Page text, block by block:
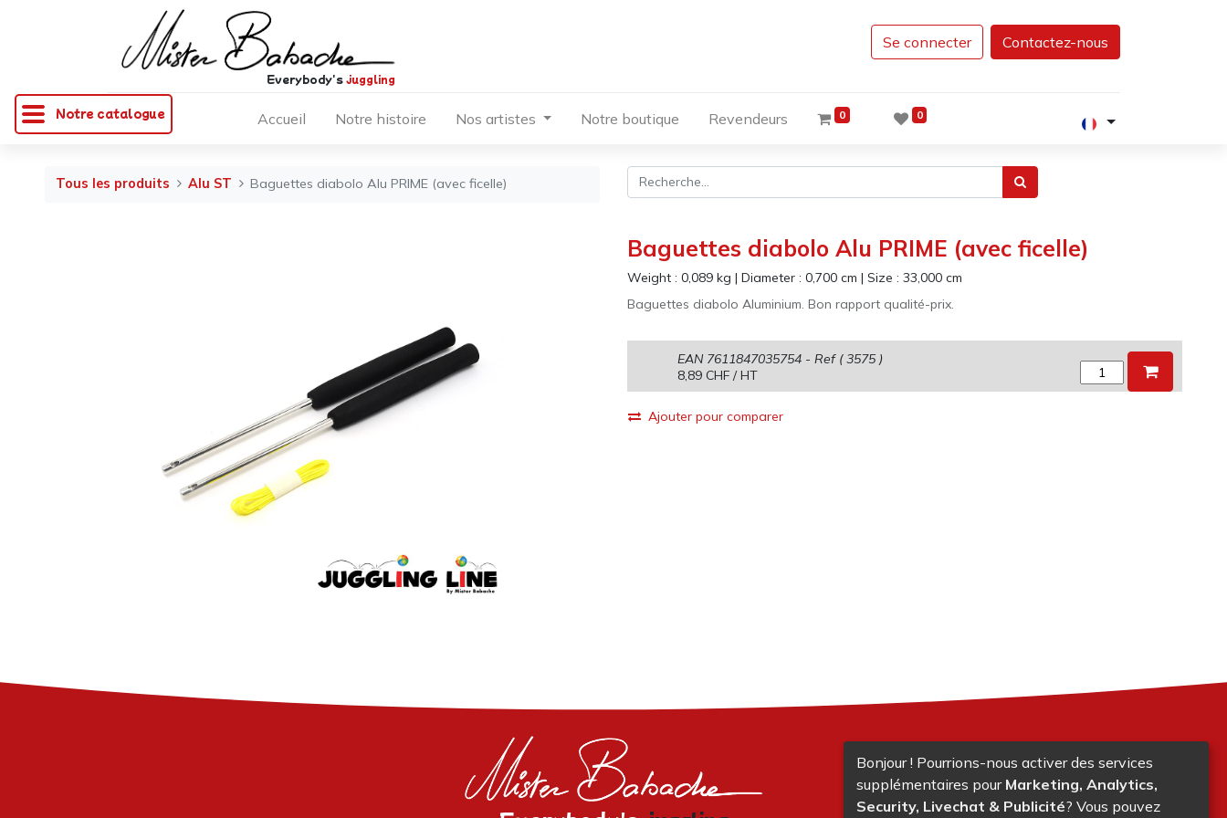
Notre catalogue
Everybody'sjuggling
Se connecter Contactez-nous
Accueil Notre histoire Nos artistes Notre boutique Revendeurs 0 0
Tous les produits Alu ST Baguettes diabolo Alu PRIME (avec ficelle)
Baguettes diabolo Alu PRIME (avec ficelle)
Weight : 0,089kg | Diameter : 0,700cm | Size : 33,000cm
Baguettes diabolo Aluminium. Bon rapport qualité-prix.
8,89CHF/ HT
EAN 7611847035754- Ref (3575)
Ajouter pour comparer
Bonjour ! Pourrions-nous activer des services
supplémentaires pour Marketing, Analytics,
Security, Livechat & Publicité? Vous pouvez